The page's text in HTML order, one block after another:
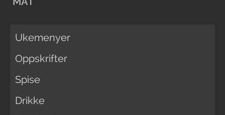
Ukemenyer
Oppskrifter
Spise
Drikke